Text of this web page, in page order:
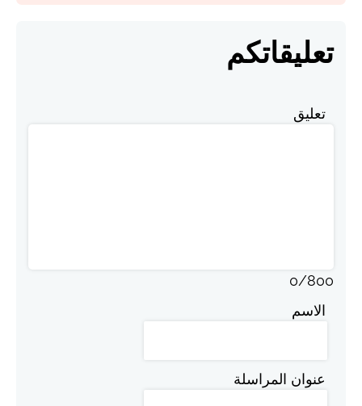
تعليقاتكم
تعليق
0/800
الاسم
عنوان المراسلة